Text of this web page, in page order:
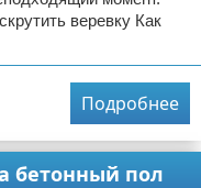
веревку Как
Подробнее
бетонный пол